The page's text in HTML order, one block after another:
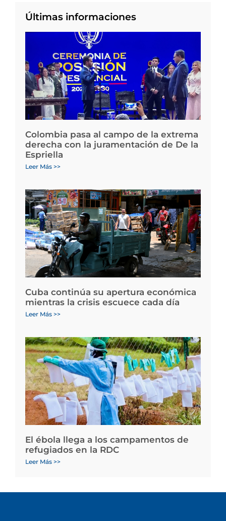
Últimas informaciones
Colombia pasa al campo de la extrema
derecha con la juramentación de De la
Espriella
Leer Más >>
Cuba continúa su apertura económica
mientras la crisis escuece cada día
Leer Más >>
El ébola llega a los campamentos de
refugiados en la RDC
Leer Más >>